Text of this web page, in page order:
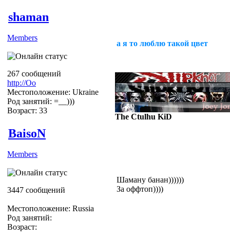
shaman
Members
267 сообщений
http://Оо
Местоположение: Ukraine
Род занятий: =__)))
Возраст: 33
а я то люблю такой цвет
The Ctulhu KiD
BaisoN
Members
3447 сообщений
Местоположение: Russia
Род занятий:
Возраст:
Шаману банан))))))
За оффтоп))))